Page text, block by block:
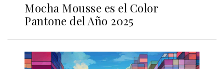
Mocha Mousse es el Color
Pantone del Año 2025